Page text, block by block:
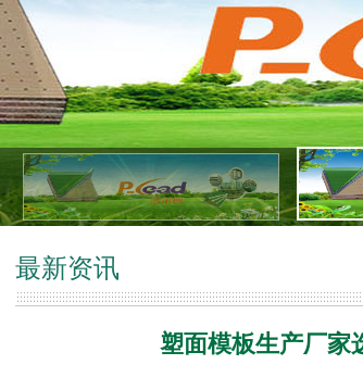
最新资讯
塑面模板生产厂家